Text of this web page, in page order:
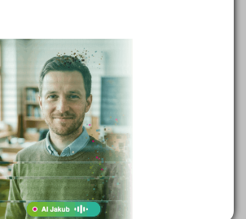
anglického jazyka 1